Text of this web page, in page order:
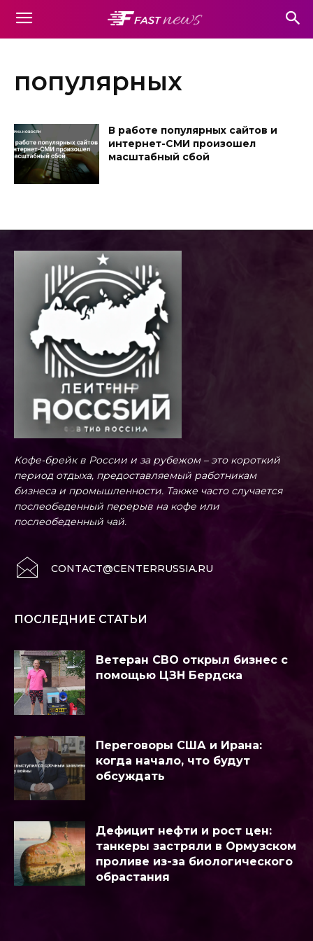
популярных
В работе популярных сайтов и
интернет-СМИ произошел
масштабный сбой
Кофе-брейк в России и за рубежом – это короткий
период отдыха, предоставляемый работникам
бизнеса и промышленности. Также часто случается
послеобеденный перерыв на кофе или
послеобеденный чай.
CONTACT@CENTERRUSSIA.RU
ПОСЛЕДНИЕ СТАТЬИ
Ветеран СВО открыл бизнес с
помощью ЦЗН Бердска
Переговоры США и Ирана:
когда начало, что будут
обсуждать
Дефицит нефти и рост цен:
танкеры застряли в Ормузском
проливе из-за биологического
обрастания